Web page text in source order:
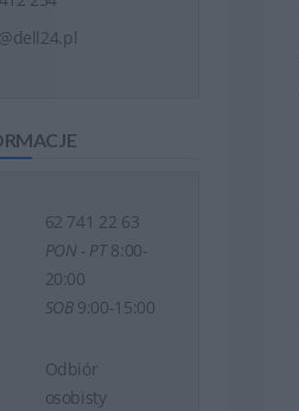
62 741 22 63
PON - PT8:00-
20:00
SOB9:00-15:00
Odbiór
osobisty